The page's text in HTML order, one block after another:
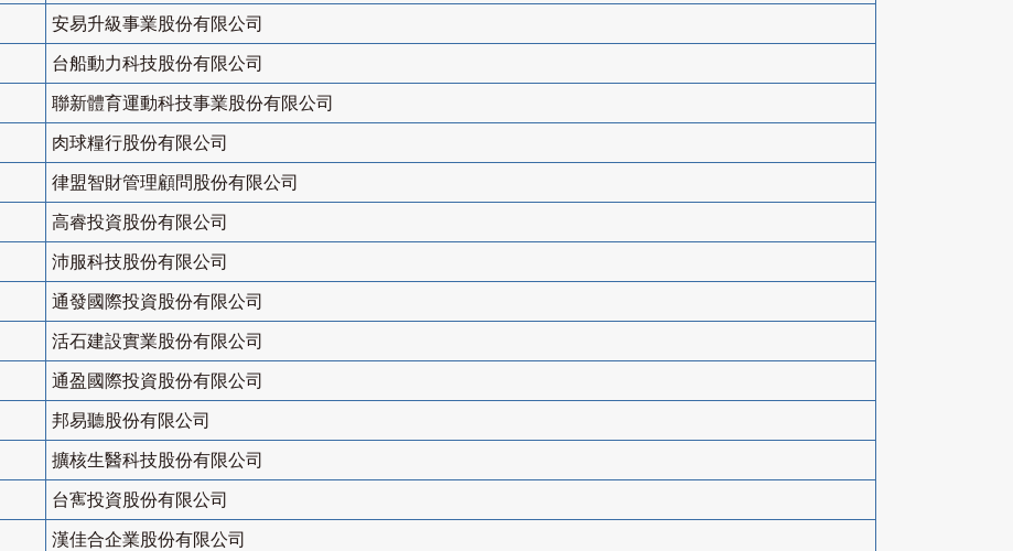
安易升級事業股份有限公司
台船動力科技股份有限公司
聯新體育運動科技事業股份有限公司
肉球糧行股份有限公司
律盟智財管理顧問股份有限公司
高睿投資股份有限公司
沛服科技股份有限公司
通發國際投資股份有限公司
活石建設實業股份有限公司
通盈國際投資股份有限公司
邦易聽股份有限公司
擴核生醫科技股份有限公司
台寯投資股份有限公司
漢佳合企業股份有限公司